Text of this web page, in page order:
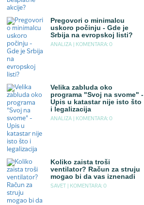
Pregovori o minimalcu
uskoro počinju - Gde je
Srbija na evropskoj listi?
ANALIZA | KOMENTARA: 0
Velika zabluda oko
programa "Svoj na svome" -
Upis u katastar nije isto što
i legalizacija
ANALIZA | KOMENTARA: 0
Koliko zaista troši
ventilator? Račun za struju
mogao bi da vas iznenadi
SAVET | KOMENTARA: 0